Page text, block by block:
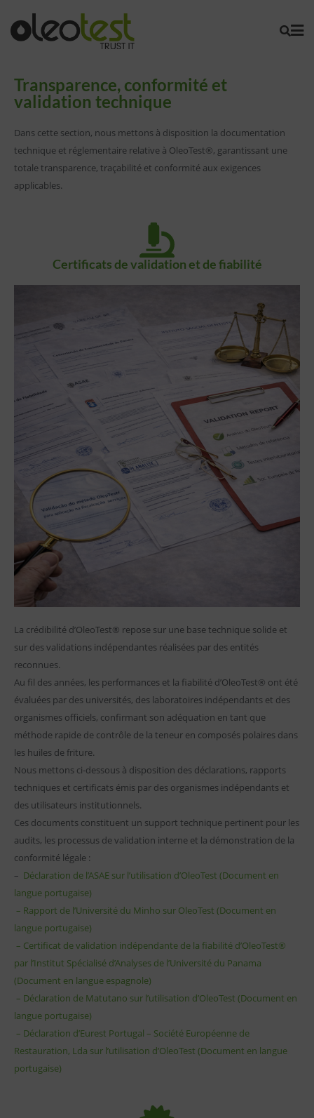
Transparence, conformité et
validation technique
Dans cette section, nous mettons à disposition la documentation
technique et réglementaire relative à OleoTest®, garantissant une
totale transparence, traçabilité et conformité aux exigences
applicables.
Certificats de validation et de fiabilité
La crédibilité d’OleoTest® repose sur une base technique solide et
sur des validations indépendantes réalisées par des entités
reconnues.
Au fil des années, les performances et la fiabilité d’OleoTest® ont été
évaluées par des universités, des laboratoires indépendants et des
organismes officiels, confirmant son adéquation en tant que
méthode rapide de contrôle de la teneur en composés polaires dans
les huiles de friture.
Nous mettons ci-dessous à disposition des déclarations, rapports
techniques et certificats émis par des organismes indépendants et
des utilisateurs institutionnels.
Ces documents constituent un support technique pertinent pour les
audits, les processus de validation interne et la démonstration de la
conformité légale :
– Déclaration de l’ASAE sur l’utilisation d’OleoTest (Document en
langue portugaise)
– Rapport de l’Université du Minho sur OleoTest (Document en
langue portugaise)
– Certificat de validation indépendante de la fiabilité d’OleoTest®
par l’Institut Spécialisé d’Analyses de l’Université du Panama
(Document en langue espagnole)
– Déclaration de Matutano sur l’utilisation d’OleoTest (Document en
langue portugaise)
– Déclaration d’Eurest Portugal – Société Européenne de
Restauration, Lda sur l’utilisation d’OleoTest (Document en langue
portugaise)